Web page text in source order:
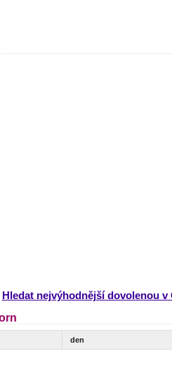
Hledat nejvýhodnější dovolenou v
den